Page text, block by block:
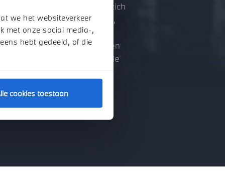
we het websiteverkeer
met onze social media-,
hebt gedeeld, of die
cookies toestaan
Bedrijven die zich
caravans, aanhangwagens,
en
van het BOVAG kennis- en
Zo blijven BOVAG-leden de
bij consumenten.